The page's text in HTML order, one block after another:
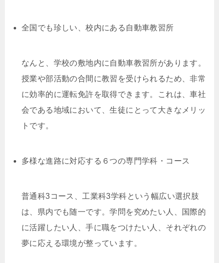
全国でも珍しい、校内にある自動車教習所
なんと、学校の敷地内に自動車教習所があります。
授業や部活動の合間に教習を受けられるため、非常
に効率的に運転免許を取得できます。これは、車社
会である地域において、生徒にとって大きなメリッ
トです。
多様な進路に対応する６つの専門学科・コース
普通科3コース、工業科3学科という幅広い選択肢
は、県内でも随一です。学問を究めたい人、国際的
に活躍したい人、手に職をつけたい人、それぞれの
夢に応える環境が整っています。